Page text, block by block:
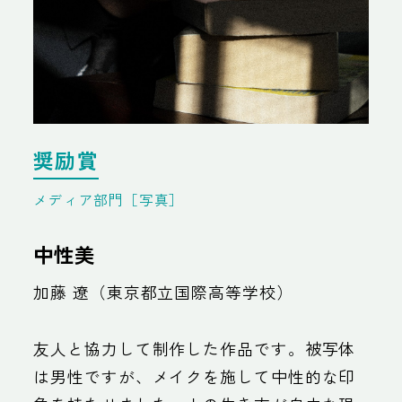
奨励賞
メディア部門［写真］
中性美
加藤 遼（東京都立国際高等学校）
友人と協力して制作した作品です。被写体
は男性ですが、メイクを施して中性的な印